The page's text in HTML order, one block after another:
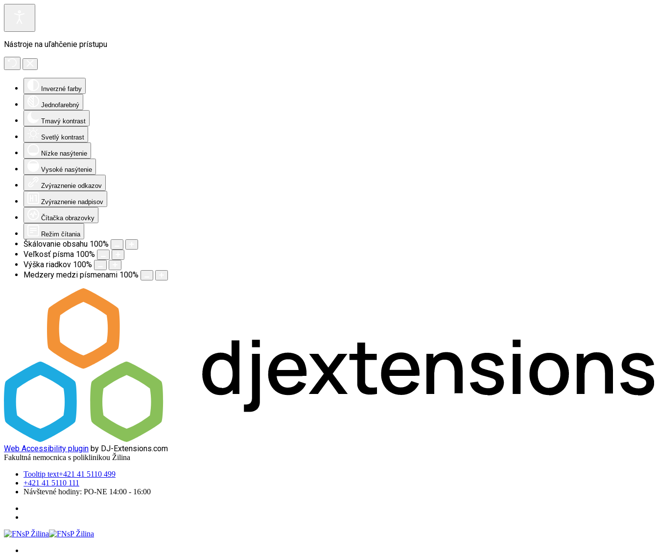
Nástroje na uľahčenie prístupu
Inverzné farby
Jednofarebný
Tmavý kontrast
Svetlý kontrast
Nízke nasýtenie
Vysoké nasýtenie
Zvýraznenie odkazov
Zvýraznenie nadpisov
Čítačka obrazovky
Režim čítania
Škálovanie obsahu 100%
Veľkosť písma 100%
Výška riadkov 100%
Medzery medzi písmenami 100%
Web Accessibility plugin by DJ-Extensions.com
Fakultná nemocnica s poliklinikou Žilina
Tooltip text+421 41 5110 499
+421 41 5110 111
Návštevné hodiny: PO-NE 14:00 - 16:00